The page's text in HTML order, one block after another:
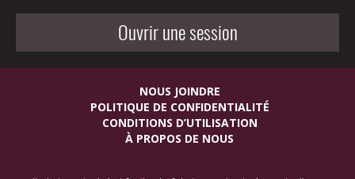
Ouvrir une session
NOUS JOINDRE
POLITIQUE DE CONFIDENTIALITÉ
CONDITIONS D’UTILISATION
À PROPOS DE NOUS